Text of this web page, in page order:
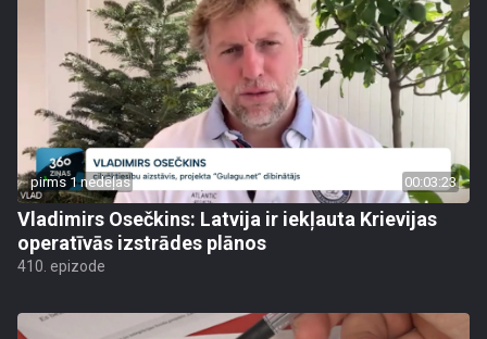
pirms 1 nedēļas 00:03:23
Vladimirs Osečkins: Latvija ir iekļauta Krievijas
operatīvās izstrādes plānos
410. epizode